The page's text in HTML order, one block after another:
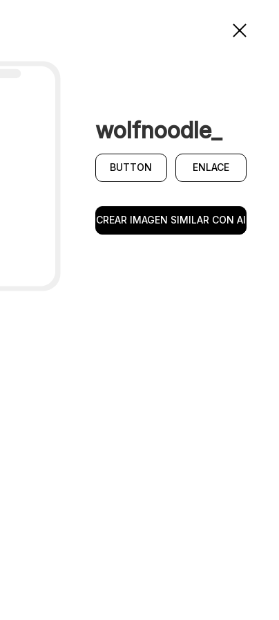
wolfnoodle_
BUTTON ENLACE
CREAR IMAGEN SIMILAR CON AI